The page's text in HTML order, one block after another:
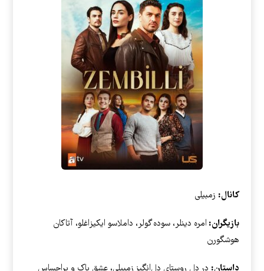
کانال: زمبیلی
بازیگران: امره دینلر، سوده گولر، داملاسو ایکیزاغلو، آتاکان
هوشگورن
داستان: در دل روستای دل‌انگیز زمبیلی، عشق پاک و پراحساس